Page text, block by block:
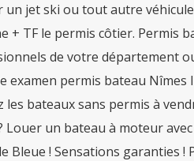
jet ski ou tout autre
+ TF le permis côtier. Permis
de votre département
examen permis bateau Nîmes
les bateaux sans permis à
Louer un bateau à moteur
Bleue ! Sensations garanties